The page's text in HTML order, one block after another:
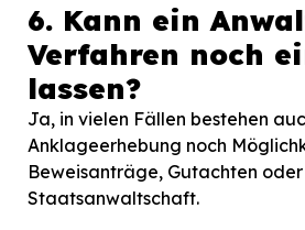
6. Kann ein
Verfahren noch
lassen?
Ja, in vielen Fällen bestehen
Anklageerhebung noch
Beweisanträge, Gutachten
Staatsanwaltschaft.